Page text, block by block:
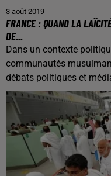
3 août 2019
FRANCE : QUAND LA
DE...
Dans un contexte
communautés
débats politiques et